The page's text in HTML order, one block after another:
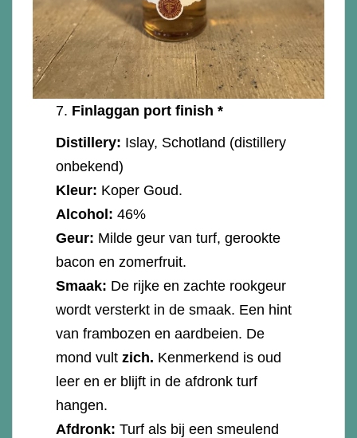
7. Finlaggan port finish *
Distillery: Islay, Schotland (distillery
onbekend)
Kleur: Koper Goud.
Alcohol: 46%
Geur: Milde geur van turf, gerookte
bacon en zomerfruit.
Smaak: De rijke en zachte rookgeur
wordt versterkt in de smaak. Een hint
van frambozen en aardbeien. De
mond vultzich. Kenmerkend is oud
leer en er blijft in de afdronk turf
hangen.
Afdronk: Turf als bij een smeulend